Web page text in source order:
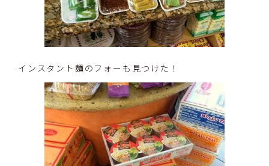
インスタント麺のフォーも見つけた！